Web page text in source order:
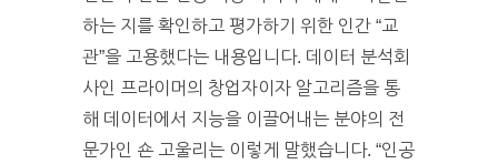
하는 지를 확인하고 평가하기 위한 인간 “교
관”을 고용했다는 내용입니다. 데이터 분석회
사인 프라이머의 창업자이자 알고리즘을 통
해 데이터에서 지능을 이끌어내는 분야의 전
문가인 숀 고울리는 이렇게 말했습니다. “인공